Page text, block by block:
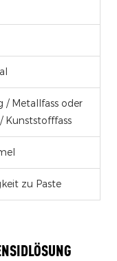
/ Metallfass oder
Kunststofffass
zu Paste